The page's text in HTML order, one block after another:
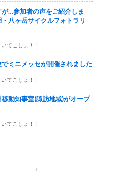
が…参加者の声をご紹介しま
八ヶ岳サイクルフォトラリ
てこしょ！！
ミニメッセが開催されました
てこしょ！！
移動知事室(諏訪地域)がオープ
てこしょ！！